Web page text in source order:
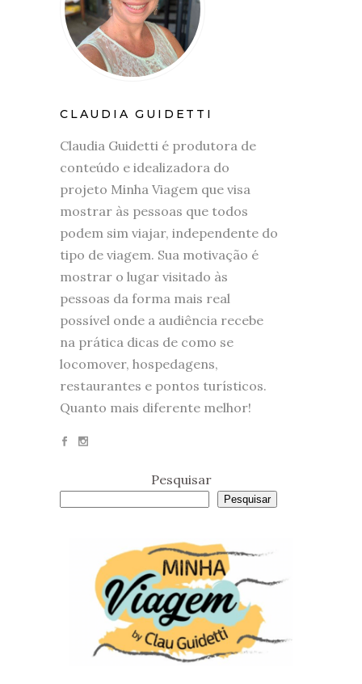
CLAUDIA GUIDETTI
Claudia Guidetti é produtora de
conteúdo e idealizadora do
projeto Minha Viagem que visa
mostrar às pessoas que todos
podem sim viajar, independente do
tipo de viagem. Sua motivação é
mostrar o lugar visitado às
pessoas da forma mais real
possível onde a audiência recebe
na prática dicas de como se
locomover, hospedagens,
restaurantes e pontos turísticos.
Quanto mais diferente melhor!
Pesquisar
Pesquisar